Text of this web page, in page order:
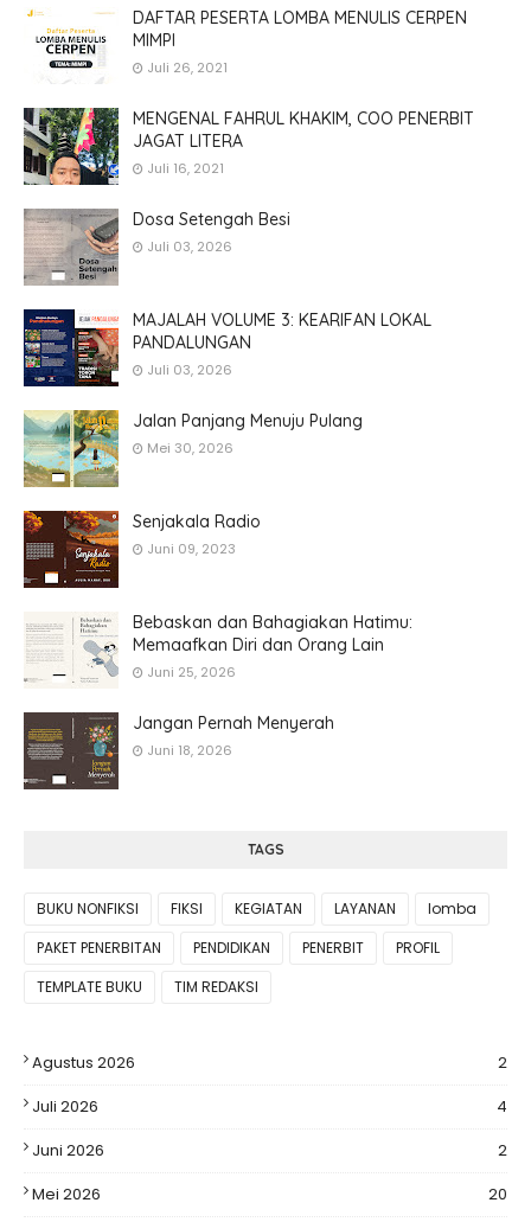
DAFTAR PESERTA LOMBA MENULIS CERPEN
MIMPI
Juli 26, 2021
MENGENAL FAHRUL KHAKIM, COO PENERBIT
JAGAT LITERA
Juli 16, 2021
Dosa Setengah Besi
Juli 03, 2026
MAJALAH VOLUME 3: KEARIFAN LOKAL
PANDALUNGAN
Juli 03, 2026
Jalan Panjang Menuju Pulang
Mei 30, 2026
Senjakala Radio
Juni 09, 2023
Bebaskan dan Bahagiakan Hatimu:
Memaafkan Diri dan Orang Lain
Juni 25, 2026
Jangan Pernah Menyerah
Juni 18, 2026
TAGS
BUKU NONFIKSI FIKSI KEGIATAN LAYANAN
lomba
PAKET PENERBITAN
PENDIDIKAN PENERBIT
PROFIL
TEMPLATE BUKU
TIM REDAKSI
Agustus 2026
2
Juli 2026
4
Juni 2026
2
Mei 2026
20